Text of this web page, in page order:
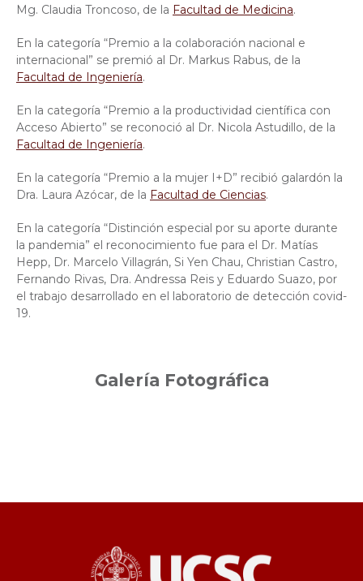
Mg. Claudia Troncoso, de la Facultad de Medicina.
En la categoría “Premio a la colaboración nacional e
internacional” se premió al Dr. Markus Rabus, de la
Facultad de Ingeniería.
En la categoría “Premio a la productividad científica con
Acceso Abierto” se reconoció al Dr. Nicola Astudillo, de la
Facultad de Ingeniería.
En la categoría “Premio a la mujer I+D” recibió galardón la
Dra. Laura Azócar, de la Facultad de Ciencias.
En la categoría “Distinción especial por su aporte durante
la pandemia” el reconocimiento fue para el Dr. Matías
Hepp, Dr. Marcelo Villagrán, Si Yen Chau, Christian Castro,
Fernando Rivas, Dra. Andressa Reis y Eduardo Suazo, por
el trabajo desarrollado en el laboratorio de detección covid-
19.
Galería Fotográfica